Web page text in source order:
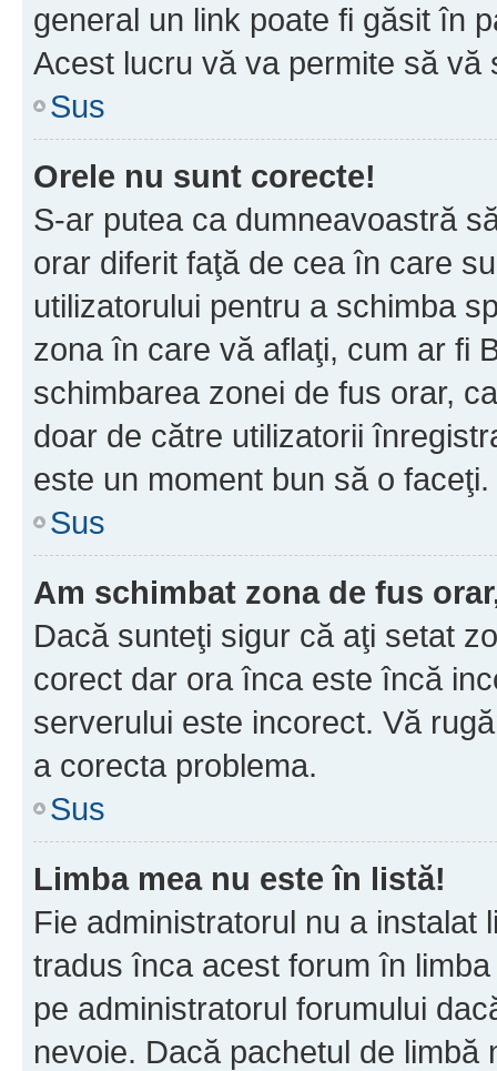
general un link poate fi găsit în
Acest lucru vă va permite să vă
Sus
Orele nu sunt corecte!
S-ar putea ca dumneavoastră
orar diferit faţă de cea în care
utilizatorului pentru a schimba
zona în care vă aflaţi, cum ar fi
schimbarea zonei de fus orar,
doar de către utilizatorii
este un moment bun să o faceţi.
Sus
Am schimbat zona de fus
Dacă sunteţi sigur că aţi setat
corect dar ora înca este încă
serverului este incorect. Vă
a corecta problema.
Sus
Limba mea nu este în listă!
Fie administratorul nu a instalat
tradus înca acest forum în
pe administratorul forumului
nevoie. Dacă pachetul de